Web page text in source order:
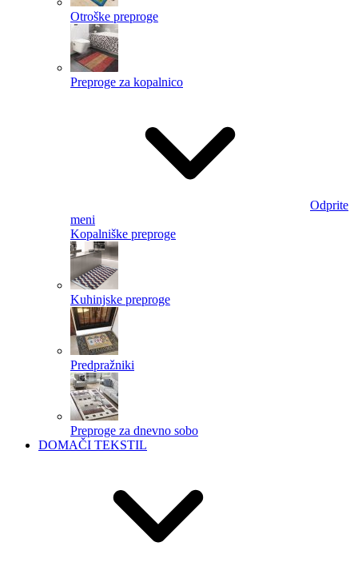
Otroške preproge
Preproge za kopalnico
Odprite
meni
Kopalniške preproge
Kuhinjske preproge
Predpražniki
Preproge za dnevno sobo
DOMAČI TEKSTIL